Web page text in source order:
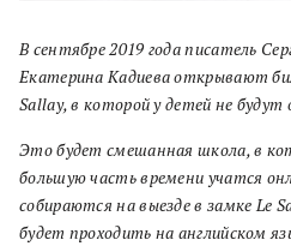
В сентябре 2019 года писатель
Екатерина Кадиева открывают
Sallay, в которой у детей не
Это будет смешанная школа, в
большую часть времени учатся
собираются на выезде в замке Le
будет проходить на английском